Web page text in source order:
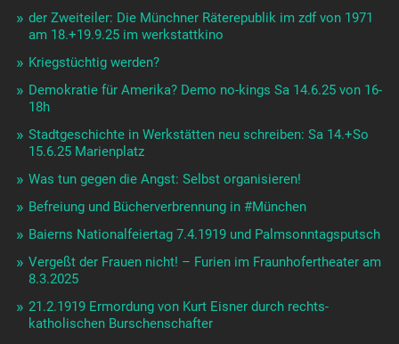
der Zweiteiler: Die Münchner Räterepublik im zdf von 1971
am 18.+19.9.25 im werkstattkino
Kriegstüchtig werden?
Demokratie für Amerika? Demo no-kings Sa 14.6.25 von 16-
18h
Stadtgeschichte in Werkstätten neu schreiben: Sa 14.+So
15.6.25 Marienplatz
Was tun gegen die Angst: Selbst organisieren!
Befreiung und Bücherverbrennung in #München
Baierns Nationalfeiertag 7.4.1919 und Palmsonntagsputsch
Vergeßt der Frauen nicht! – Furien im Fraunhofertheater am
8.3.2025
21.2.1919 Ermordung von Kurt Eisner durch rechts-
katholischen Burschenschafter